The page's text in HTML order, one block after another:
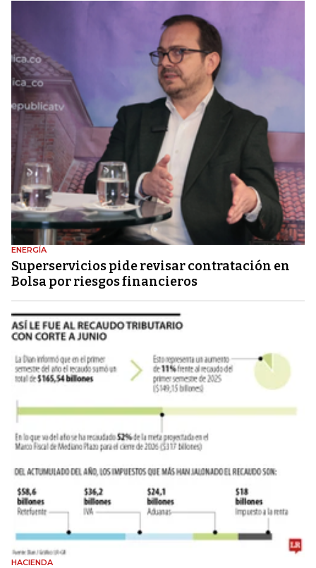
ENERGÍA
Superservicios pide revisar contratación en
Bolsa por riesgos financieros
HACIENDA